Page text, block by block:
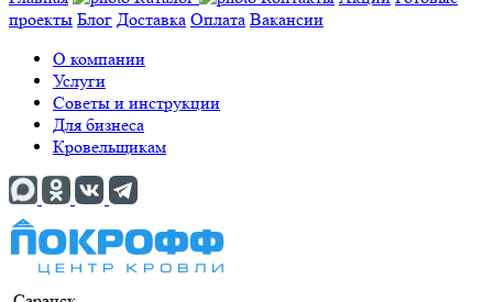
проекты Блог Доставка Оплата Вакансии
О компании
Услуги
Советы и инструкции
Для бизнеса
Кровельщикам